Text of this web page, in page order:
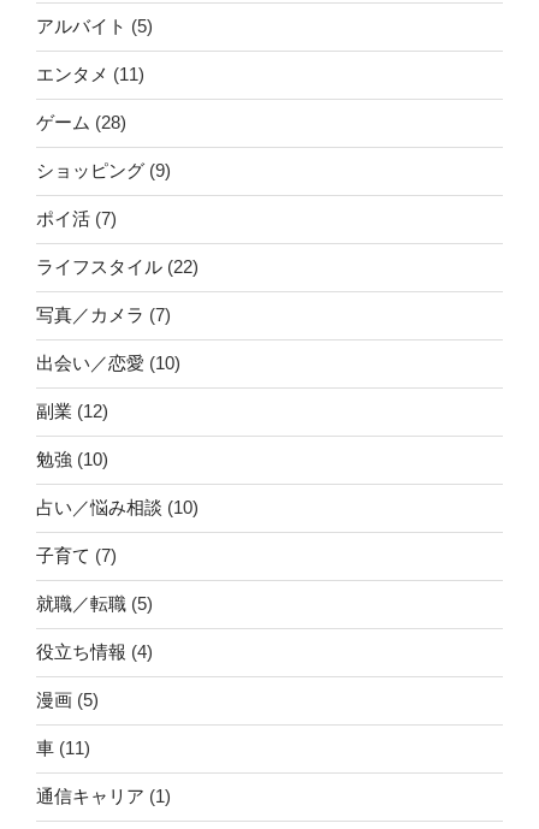
アルバイト (5)
エンタメ (11)
ゲーム (28)
ショッピング (9)
ポイ活 (7)
ライフスタイル (22)
写真／カメラ (7)
出会い／恋愛 (10)
副業 (12)
勉強 (10)
占い／悩み相談 (10)
子育て (7)
就職／転職 (5)
役立ち情報 (4)
漫画 (5)
車 (11)
通信キャリア (1)